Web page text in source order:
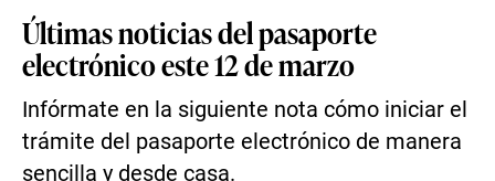
Últimas noticias del pasaporte
electrónico este 12 de marzo
Infórmate en la siguiente nota cómo iniciar el
trámite del pasaporte electrónico de manera
sencilla y desde casa.